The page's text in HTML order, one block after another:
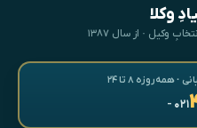
وکلا
وکیل · از سال ۱۳۸۷
همه‌روزه ۸ تا ۲۴
- ۰۲۱